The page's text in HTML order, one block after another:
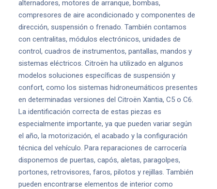
alternadores, motores de arranque, bombas,
compresores de aire acondicionado y componentes de
dirección, suspensión o frenado. También contamos
con centralitas, módulos electrónicos, unidades de
control, cuadros de instrumentos, pantallas, mandos y
sistemas eléctricos. Citroën ha utilizado en algunos
modelos soluciones específicas de suspensión y
confort, como los sistemas hidroneumáticos presentes
en determinadas versiones del Citroën Xantia, C5 o C6.
La identificación correcta de estas piezas es
especialmente importante, ya que pueden variar según
el año, la motorización, el acabado y la configuración
técnica del vehículo. Para reparaciones de carrocería
disponemos de puertas, capós, aletas, paragolpes,
portones, retrovisores, faros, pilotos y rejillas. También
pueden encontrarse elementos de interior como